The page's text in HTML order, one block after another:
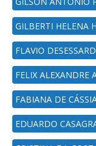
GILBERTI HELENA
FLAVIO
FELIX ALEXANDRE
FABIANA DE
EDUARDO